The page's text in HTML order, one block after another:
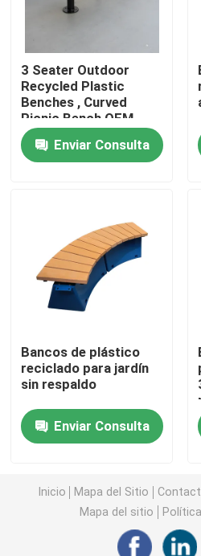
Solicitar una cita
Bancos de metal para
Bancos de plástico
Mesas de picnic al aire libre
Bancos redondos de
Contenedores de basura al
papeleras de reciclaje al
Cisterna para cigarrillos al
3 Seater Outdoor
Recycled Plastic
Benches , Curved
Picnic Bench OEM
ODM
Enviar Consulta
Bancos de plástico
reciclado para jardín
sin respaldo
Enviar Consulta
Inicio Mapa del Sitio
Mapa del sitio